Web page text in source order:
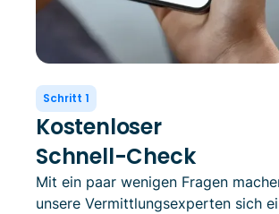
Schritt 1
Kostenloser
Schnell-Check
Mit ein paar wenigen Fragen
unsere Vermittlungsexperten sich